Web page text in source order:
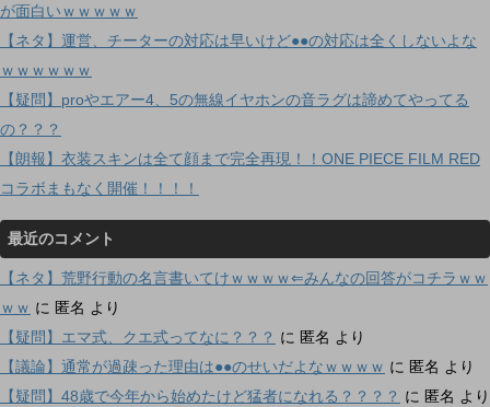
が面白いｗｗｗｗｗ
【ネタ】運営、チーターの対応は早いけど●●の対応は全くしないよな
ｗｗｗｗｗｗ
【疑問】proやエアー4、5の無線イヤホンの音ラグは諦めてやってる
の？？？
【朗報】衣装スキンは全て顔まで完全再現！！ONE PIECE FILM RED
コラボまもなく開催！！！！
最近のコメント
【ネタ】荒野行動の名言書いてけｗｗｗｗ⇐みんなの回答がコチラｗｗ
ｗｗ に 匿名 より
【疑問】エマ式、クエ式ってなに？？？ に 匿名 より
【議論】通常が過疎った理由は●●のせいだよなｗｗｗｗ に 匿名 より
【疑問】48歳で今年から始めたけど猛者になれる？？？？ に 匿名 より